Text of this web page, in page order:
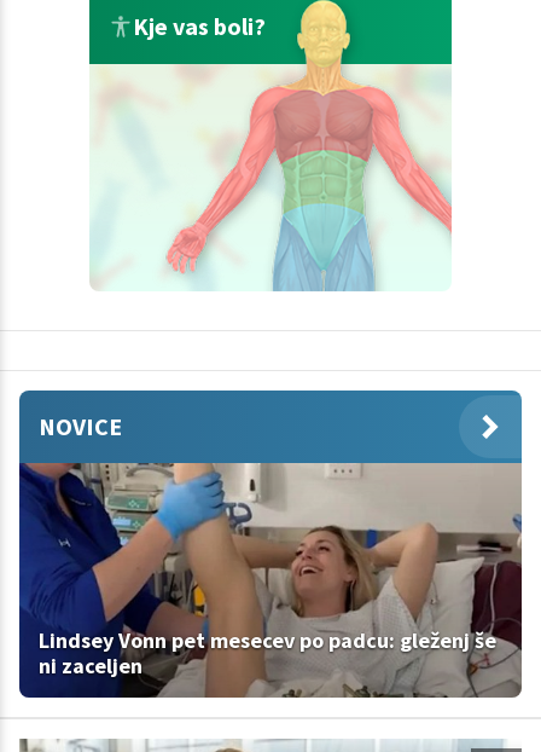
Kje vas boli?
NOVICE
Lindsey Vonn pet mesecev po padcu: gleženj še
ni zaceljen